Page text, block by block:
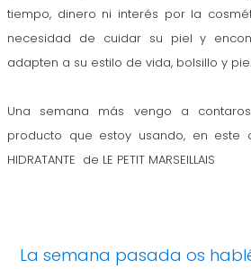
tiempo, dinero ni interés por la
necesidad de cuidar su piel y
adapten a su estilo de vida, bolsillo y
Una semana más vengo a
producto que estoy usando, en este
HIDRATANTE de LE PETIT MARSEILLAIS
La semana pasada os